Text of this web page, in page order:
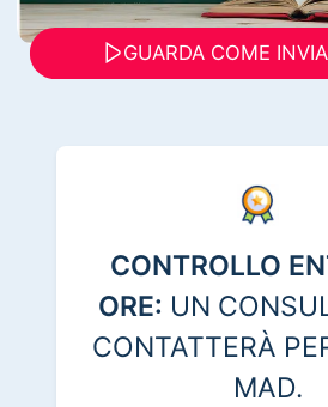
GUARDA COME
CONTROLLO
ORE: UN
CONTATTERÀ
MAD.